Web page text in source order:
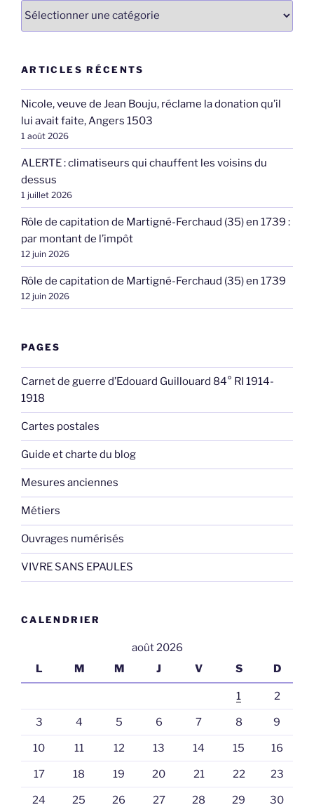
Catégories
ARTICLES RÉCENTS
Nicole, veuve de Jean Bouju, réclame la donation qu’il
lui avait faite, Angers 1503
1 août 2026
ALERTE : climatiseurs qui chauffent les voisins du
dessus
1 juillet 2026
Rôle de capitation de Martigné-Ferchaud (35) en 1739 :
par montant de l’impôt
12 juin 2026
Rôle de capitation de Martigné-Ferchaud (35) en 1739
12 juin 2026
PAGES
Carnet de guerre d’Edouard Guillouard 84° RI 1914-
1918
Cartes postales
Guide et charte du blog
Mesures anciennes
Métiers
Ouvrages numérisés
VIVRE SANS EPAULES
CALENDRIER
août 2026
L
M M J V S D
1 2
3 4 5 6 7 8 9
10 11 12 13 14 15 16
17 18 19 20 21 22 23
24 25 26 27 28 29 30